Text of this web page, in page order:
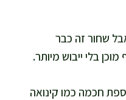
שחור זה כבר
חכמה כמו קינואה